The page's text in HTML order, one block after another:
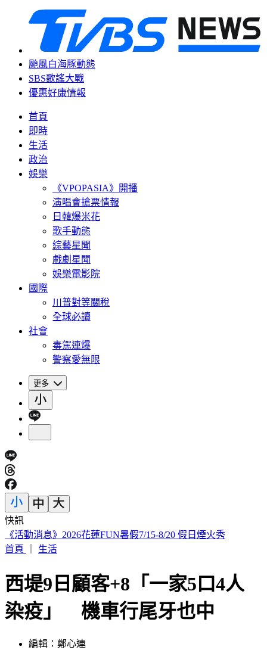
颱風白海豚動態
SBS歌謠大戰
優惠好康情報
首頁
即時
生活
政治
娛樂
《VPOPASIA》開播
演唱會搶票情報
日韓爆米花
歌手動態
綜藝星聞
戲劇星聞
娛樂電影院
國際
川普對等關稅
全球必讀
社會
毒駕連爆
警察愛無限
更多
快訊
要助理颱風天「肉身護植栽」 愛莉莎莎挨轟無奈曝原因
首頁
生活
西堤9日顧客+8「一家5口4人
染疫」 機車行尾牙也中
編輯：鄭心連